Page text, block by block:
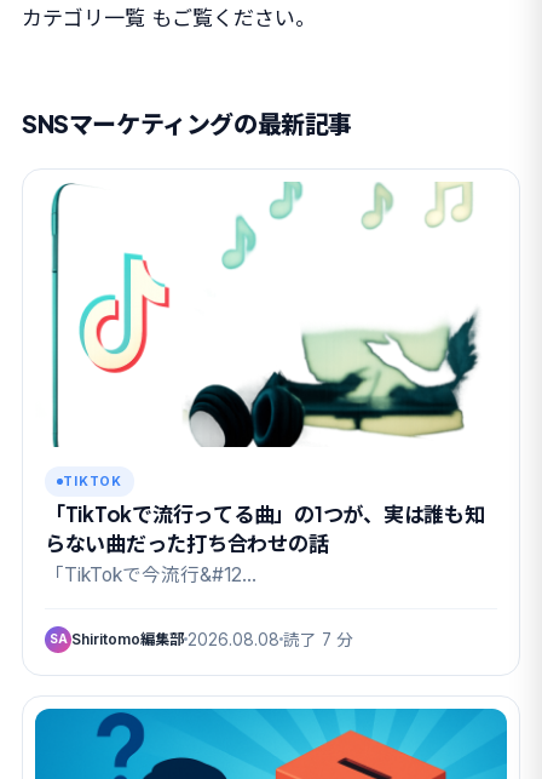
カテゴリ一覧 もご覧ください。
SNSマーケティングの最新記事
TIKTOK
「TikTokで流行ってる曲」の1つが、実は誰も知
らない曲だった打ち合わせの話
「TikTokで今流行&#12…
SA Shiritomo編集部 2026.08.08 読了 7 分